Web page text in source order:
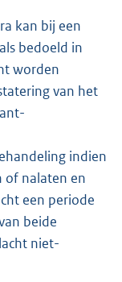
kan bij een
bedoeld in
worden
van het
indien
of nalaten en
een periode
beide
niet-